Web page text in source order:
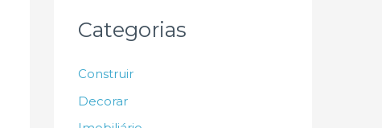
i
r
Categorias
Construir
Decorar